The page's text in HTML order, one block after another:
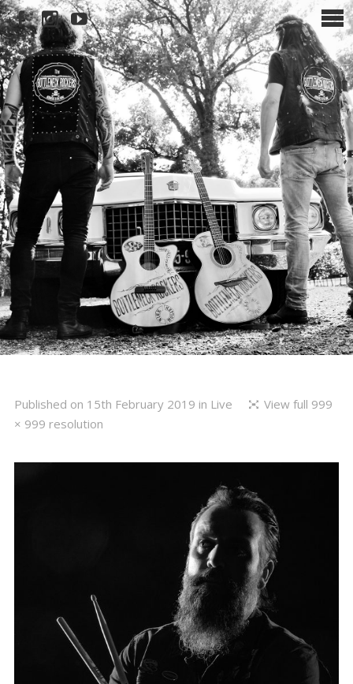
Published on 15th February 2019 in Live
View full 999
× 999 resolution